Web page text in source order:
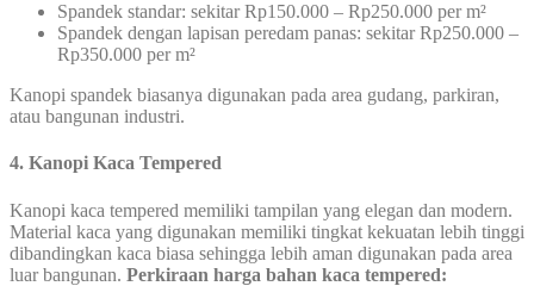
Spandek standar: sekitar Rp150.000 – Rp250.000 per m²
Spandek dengan lapisan peredam panas: sekitar Rp250.000 –
Rp350.000 per m²
Kanopi spandek biasanya digunakan pada area gudang, parkiran,
atau bangunan industri.
4. Kanopi Kaca Tempered
Kanopi kaca tempered memiliki tampilan yang elegan dan modern.
Material kaca yang digunakan memiliki tingkat kekuatan lebih tinggi
dibandingkan kaca biasa sehingga lebih aman digunakan pada area
luar bangunan. Perkiraan harga bahan kaca tempered: